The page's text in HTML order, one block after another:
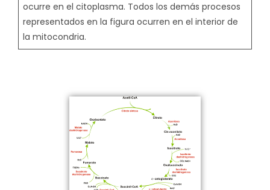
ocurre en el citoplasma. Todos los demás procesos
representados en la figura ocurren en el interior de
la mitocondria.